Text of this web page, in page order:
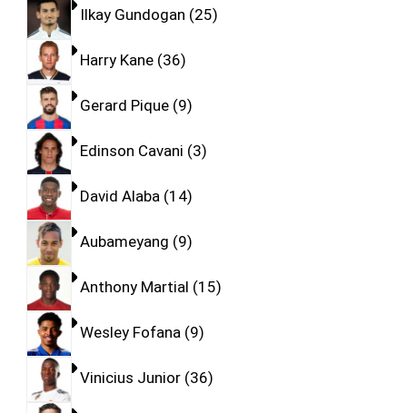
Ilkay Gundogan 25
Harry Kane 36
Gerard Pique 9
Edinson Cavani 3
David Alaba 14
Aubameyang 9
Anthony Martial 15
Wesley Fofana 9
Vinicius Junior 36